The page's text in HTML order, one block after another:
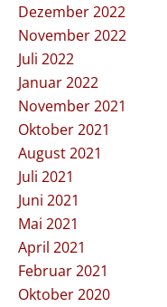
Dezember 2022
November 2022
Juli 2022
Januar 2022
November 2021
Oktober 2021
August 2021
Juli 2021
Juni 2021
Mai 2021
April 2021
Februar 2021
Oktober 2020